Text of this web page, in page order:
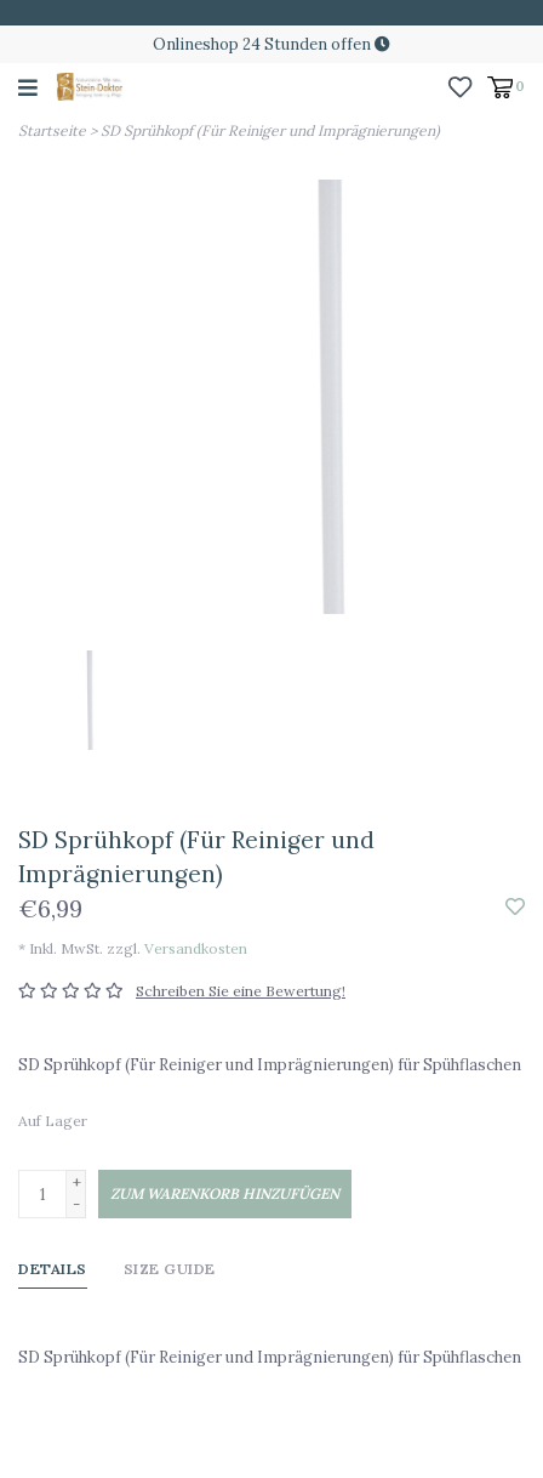
Onlineshop 24 Stunden offen
0
Startseite > SD Sprühkopf (Für Reiniger und Imprägnierungen)
SD Sprühkopf (Für Reiniger und
Imprägnierungen)
€6,99
* Inkl. MwSt. zzgl. Versandkosten
Schreiben Sie eine Bewertung!
SD Sprühkopf (Für Reiniger und Imprägnierungen) für Spühflaschen
Auf Lager
+
-
ZUM WARENKORB HINZUFÜGEN
DETAILS SIZE GUIDE
SD Sprühkopf (Für Reiniger und Imprägnierungen) für Spühflaschen